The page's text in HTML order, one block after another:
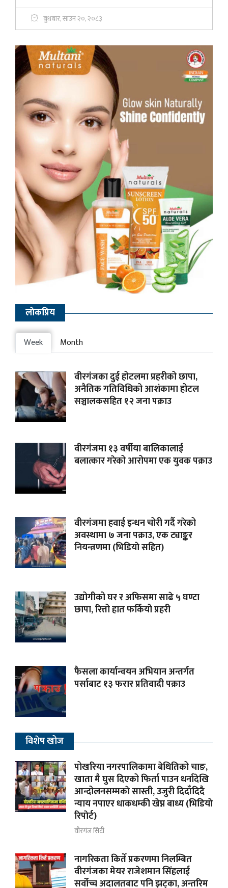
बुधबार, साउन २०, २०८३
लाेकप्रिय
Week Month
वीरगंजका दुई होटलमा प्रहरीको छापा,
अनैतिक गतिविधिको आशंकामा होटल
सञ्चालकसहित १२ जना पक्राउ
वीरगंजमा १३ वर्षीया बालिकालाई
बलात्कार गरेको आरोपमा एक युवक पक्राउ
वीरगंजमा हवाई इन्धन चोरी गर्दै गरेको
अवस्थामा ७ जना पक्राउ, एक ट्याङ्कर
नियन्त्रणमा (भिडियाे सहित)
उद्योगीको घर र अफिसमा साढे ५ घण्टा
छापा, रित्तो हात फर्कियो प्रहरी
फैसला कार्यान्वयन अभियान अन्तर्गत
पर्साबाट १३ फरार प्रतिवादी पक्राउ
विशेष खोज
पोखरिया नगरपालिकामा बेथितिको चाङ,
खाता मै घुस दिएको फिर्ता पाउन धर्नादेखि
आन्दोलनसम्मकाे सास्ती, उजुरी दिदाँदिदै
न्याय नपाएर धाकधम्की खेप्न बाध्य (भिडियाे
रिपाेर्ट)
वीरगंज सिटी
नागरिकता किर्ते प्रकरणमा निलम्बित
वीरगंजका मेयर राजेशमान सिंहलाई
सर्वोच्च अदालतबाट पनि झट्का, अन्तरिम